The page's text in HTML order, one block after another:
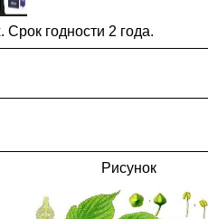
годности 2 года.
Рисунок